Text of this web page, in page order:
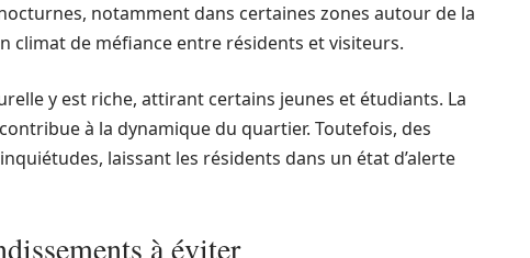
notamment dans certaines zones autour de la
climat de méfiance entre résidents et visiteurs.
y est riche, attirant certains jeunes et étudiants. La
à la dynamique du quartier. Toutefois, des
laissant les résidents dans un état d’alerte
à éviter